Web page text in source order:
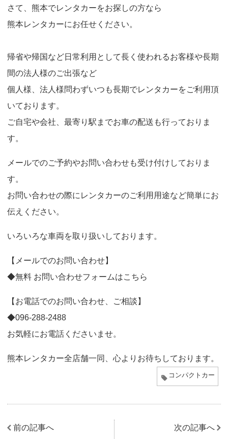
さて、熊本でレンタカーをお探しの方なら
熊本レンタカーにお任せください。
帰省や帰国など日常利用として長く使われるお客様や長期
間の法人様のご出張など
個人様、法人様問わずいつも長期でレンタカーをご利用頂
いております。
ご自宅や会社、最寄り駅までお車の配送も行っておりま
す。
メールでのご予約やお問い合わせも受け付けしておりま
す。
お問い合わせの際にレンタカーのご利用用途など簡単にお
伝えください。
いろいろな車両を取り扱いしております。
【メールでのお問い合わせ】
◆無料 お問い合わせフォームはこちら
【お電話でのお問い合わせ、ご相談】
◆096-288-2488
お気軽にお電話くださいませ。
熊本レンタカー全店舗一同、心よりお待ちしております。
コンパクトカー
前の記事へ
次の記事へ